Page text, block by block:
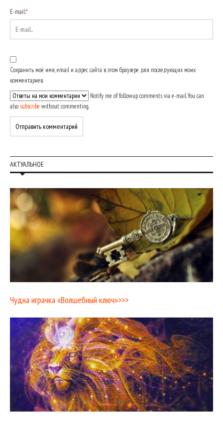
E-mail:*
Сохранить моё имя, email и адрес сайта в этом браузере для последующих моих
комментариев.
Notify me of followup comments via e-mail. You can
also subscribe without commenting.
АКТУАЛЬНОЕ
Чудна играчка «Волшебный ключ»>>>